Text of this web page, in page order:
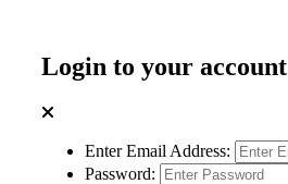
Login to your account
Enter Email Address:
Password: